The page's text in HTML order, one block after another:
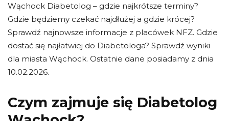
Wąchock Diabetolog – gdzie najkrótsze terminy?
Gdzie będziemy czekać najdłużej a gdzie krócej?
Sprawdź najnowsze informacje z placówek NFZ. Gdzie
dostać się najłatwiej do Diabetologa? Sprawdź wyniki
dla miasta Wąchock. Ostatnie dane posiadamy z dnia
10.02.2026.
Czym zajmuje się Diabetolog